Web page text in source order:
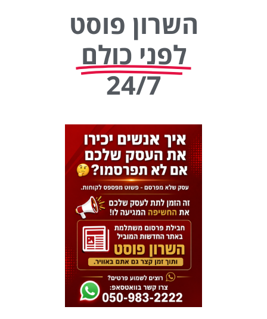
השרון פוסט
לפני כולם
24/7